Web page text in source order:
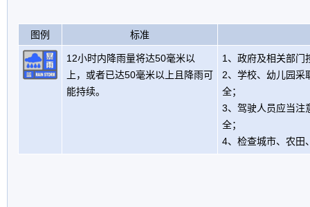
图例 标准
12小时内降雨量将达50毫米以
上，或者已达50毫米以上且降雨可
能持续。
1、政府及相关部门
2、学校、幼儿园采
全；
3、驾驶人员应当注
全；
4、检查城市、农田